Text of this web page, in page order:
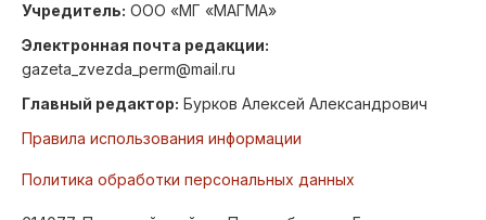
Учредитель: ООО «МГ «МАГМА»
Электронная почта редакции:
gazeta_zvezda_perm@mail.ru
Главный редактор: Бурков Алексей Александрович
Правила использования информации
Политика обработки персональных данных